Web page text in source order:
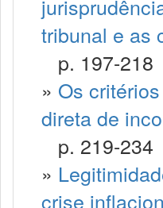
tribunal e as
p. 197-218
» Os
direta de
p. 219-234
»
crise